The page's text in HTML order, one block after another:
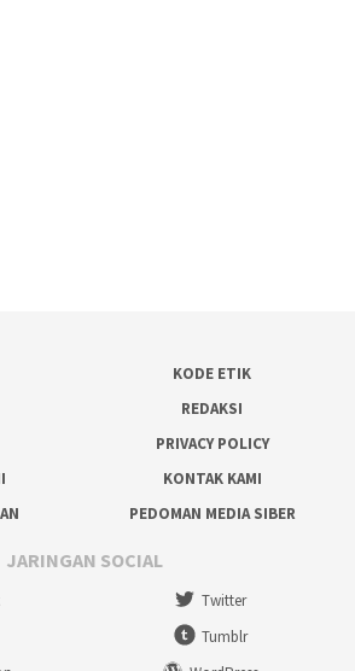
KODE ETIK
REDAKSI
PRIVACY POLICY
KONTAK KAMI
PEDOMAN MEDIA SIBER
JARINGAN SOCIAL
Twitter
Tumblr